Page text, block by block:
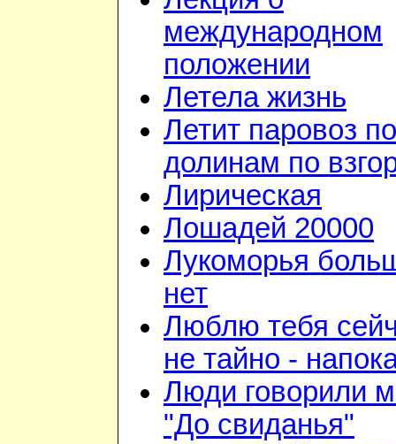
международном
положении
Летела жизнь
Летит паровоз по
долинам по
Лирическая
Лошадей 20000
Лукоморья
нет
Люблю тебя
не тайно -
Люди говорили
"До свиданья"